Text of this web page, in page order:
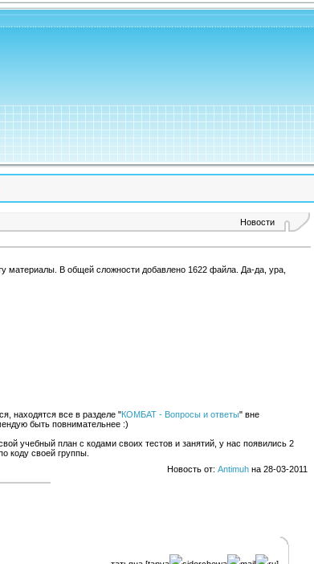
Новости
материалы. В общей сложности добавлено 1622 файла. Да-да, ура,
находятся все в разделе "КОМБАТ - Вопросы и ответы" вне
быть повнимательнее :)
учебный план с кодами своих тестов и занятий, у нас появились 2
коду своей группы.
Новость от: Antimuh на 28-03-2011